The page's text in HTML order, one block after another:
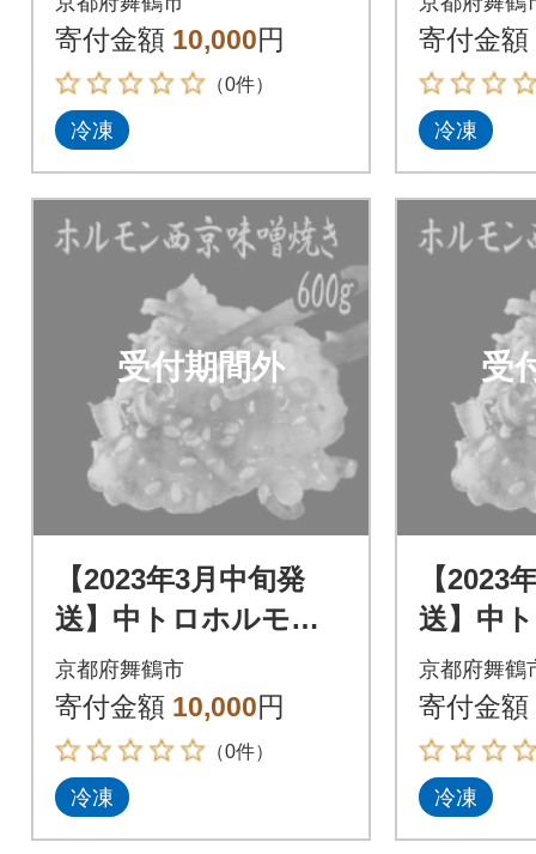
寄付金額 10,000円
（0件）
冷凍
寄付金額
冷凍
受付期間外
【2023年3月中旬発
送】中トロホルモン
西京味噌焼き 600g
京都府舞鶴市
寄付金額 10,000円
（0件）
冷凍
受
【2023
送】中
西京味
京都府舞鶴
寄付金額
冷凍